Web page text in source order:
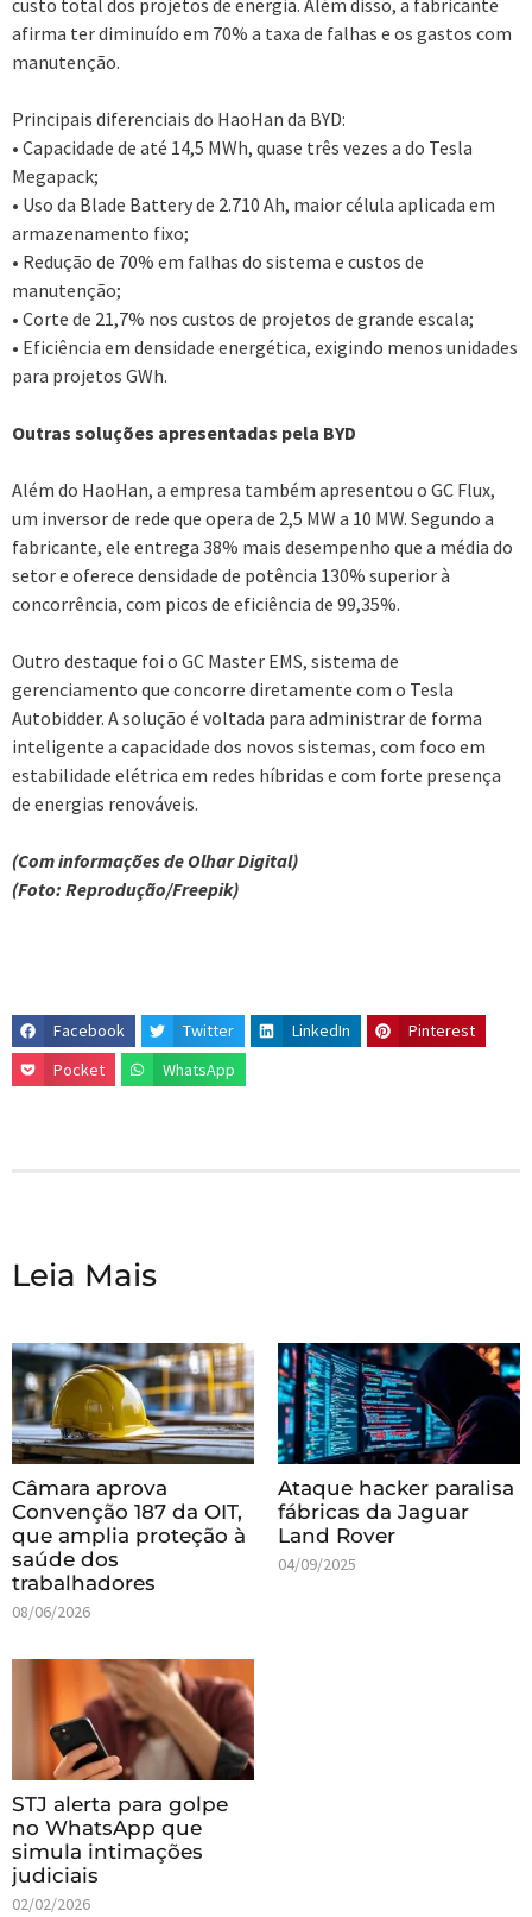
afirma ter diminuído em 70% a taxa de falhas e os gastos com
manutenção.
Principais diferenciais do HaoHan da BYD:
• Capacidade de até 14,5 MWh, quase três vezes a do Tesla
Megapack;
• Uso da Blade Battery de 2.710 Ah, maior célula aplicada em
armazenamento fixo;
• Redução de 70% em falhas do sistema e custos de
manutenção;
• Corte de 21,7% nos custos de projetos de grande escala;
• Eficiência em densidade energética, exigindo menos unidades
para projetos GWh.
Outras soluções apresentadas pela BYD
Além do HaoHan, a empresa também apresentou o GC Flux,
um inversor de rede que opera de 2,5 MW a 10 MW. Segundo a
fabricante, ele entrega 38% mais desempenho que a média do
setor e oferece densidade de potência 130% superior à
concorrência, com picos de eficiência de 99,35%.
Outro destaque foi o GC Master EMS, sistema de
gerenciamento que concorre diretamente com o Tesla
Autobidder. A solução é voltada para administrar de forma
inteligente a capacidade dos novos sistemas, com foco em
estabilidade elétrica em redes híbridas e com forte presença
de energias renováveis.
(Com informações de Olhar Digital)
(Foto: Reprodução/Freepik)
Facebook Twitter LinkedIn
Pinterest
Pocket
WhatsApp
Leia Mais
Câmara aprova
Convenção 187 da OIT,
que amplia proteção à
saúde dos
trabalhadores
08/06/2026
Ataque hacker paralisa
fábricas da Jaguar
Land Rover
04/09/2025
STJ alerta para golpe
no WhatsApp que
simula intimações
judiciais
02/02/2026